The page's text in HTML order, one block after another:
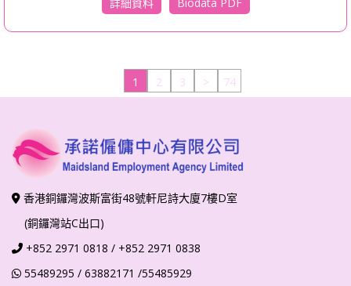
1 2 3 > 74
香港銅鑼灣波斯富街48號軒尼詩大廈7樓D室
(銅鑼灣站C出口)
+852 2971 0818 / +852 2971 0838
55489295 / 63882171 /55485929